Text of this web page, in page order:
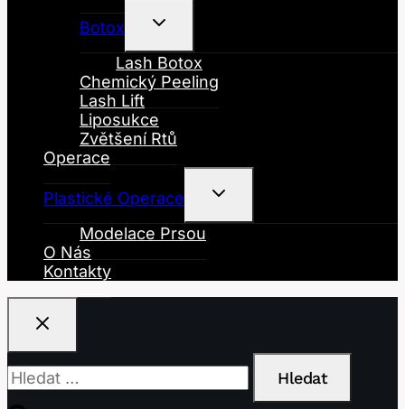
Botox
Toggle
Menu
Lash Botox
Chemický Peeling
Lash Lift
Liposukce
Zvětšení Rtů
Operace
Plastické Operace
Toggle
Menu
Modelace Prsou
O Nás
Kontakty
Vyhledávání